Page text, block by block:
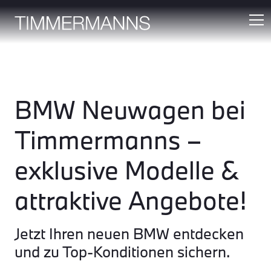
BMW Neuwagen bei
Timmermanns –
exklusive Modelle &
attraktive Angebote!
Jetzt Ihren neuen BMW entdecken
und zu Top-Konditionen sichern.